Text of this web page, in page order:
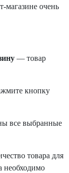
магазине очень
— товар
кнопку
все выбранные
товара для
необходимо